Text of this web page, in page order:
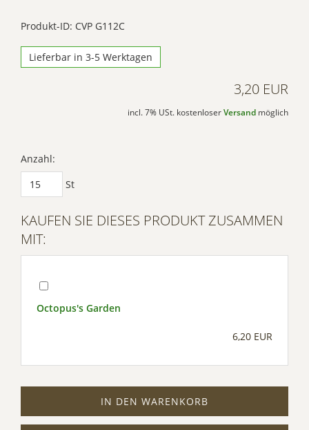
Produkt-ID: CVP G112C
Lieferbar in 3-5 Werktagen
3,20 EUR
incl. 7% USt. kostenloser Versand möglich
Anzahl:
St
KAUFEN SIE DIESES PRODUKT ZUSAMMEN
MIT:
Octopus's Garden
6,20 EUR
IN DEN WARENKORB